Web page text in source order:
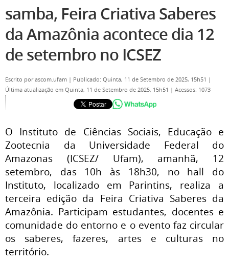
samba, Feira Criativa Saberes
da Amazônia acontece dia 12
de setembro no ICSEZ
Escrito porascom.ufam | Publicado: Quinta, 11 de Setembro de 2025, 15h51 |
Última atualização em Quinta, 11 de Setembro de 2025, 15h51 | Acessos: 1073
O Instituto de Ciências Sociais, Educação e
Zootecnia da Universidade Federal do
Amazonas (ICSEZ/ Ufam), amanhã, 12
setembro, das 10h às 18h30, no hall do
Instituto, localizado em Parintins, realiza a
terceira edição da Feira Criativa Saberes da
Amazônia. Participam estudantes, docentes e
comunidade do entorno e o evento faz circular
os saberes, fazeres, artes e culturas no
território.